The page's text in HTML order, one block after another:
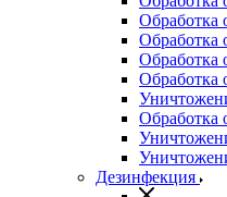
Обработка
Обработка
Обработка
Обработка
Обработка
Дезинфекция